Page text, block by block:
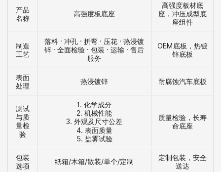
产品
名称
高强度板底座
高强度板材底
座，冲压成型底
座组件
制造
工艺
落料 · 冲孔 · 折弯 · 压花 · 热浸镀
锌 · 全面检验 · 包装 · 运输 · 售后
服务
OEM底板，热镀
锌底板
表面
处理
热浸镀锌 耐腐蚀汽车底板
测试
与质
量检
验
1. 化学成分
2. 机械性能
3. 外观及尺寸公差
4. 表面质量
5. 盐雾试验
质量检验，长寿
命底座
包装
选项
纸箱/木箱/散装/单个/定制
定制包装，安全
送达